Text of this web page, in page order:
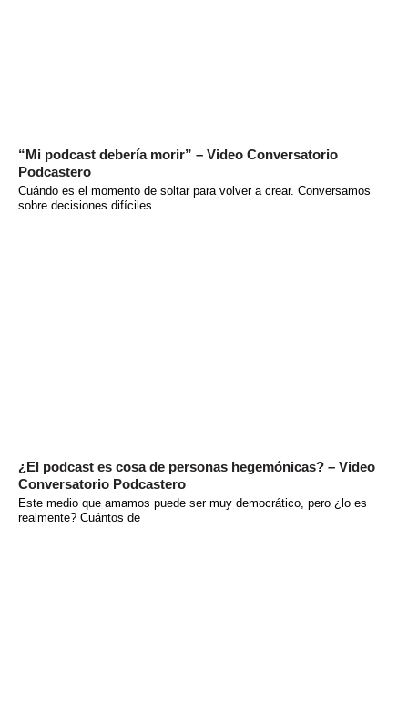
“Mi podcast debería morir” – Video Conversatorio
Podcastero
Cuándo es el momento de soltar para volver a crear. Conversamos
sobre decisiones difíciles
¿El podcast es cosa de personas hegemónicas? – Video
Conversatorio Podcastero
Este medio que amamos puede ser muy democrático, pero ¿lo es
realmente? Cuántos de